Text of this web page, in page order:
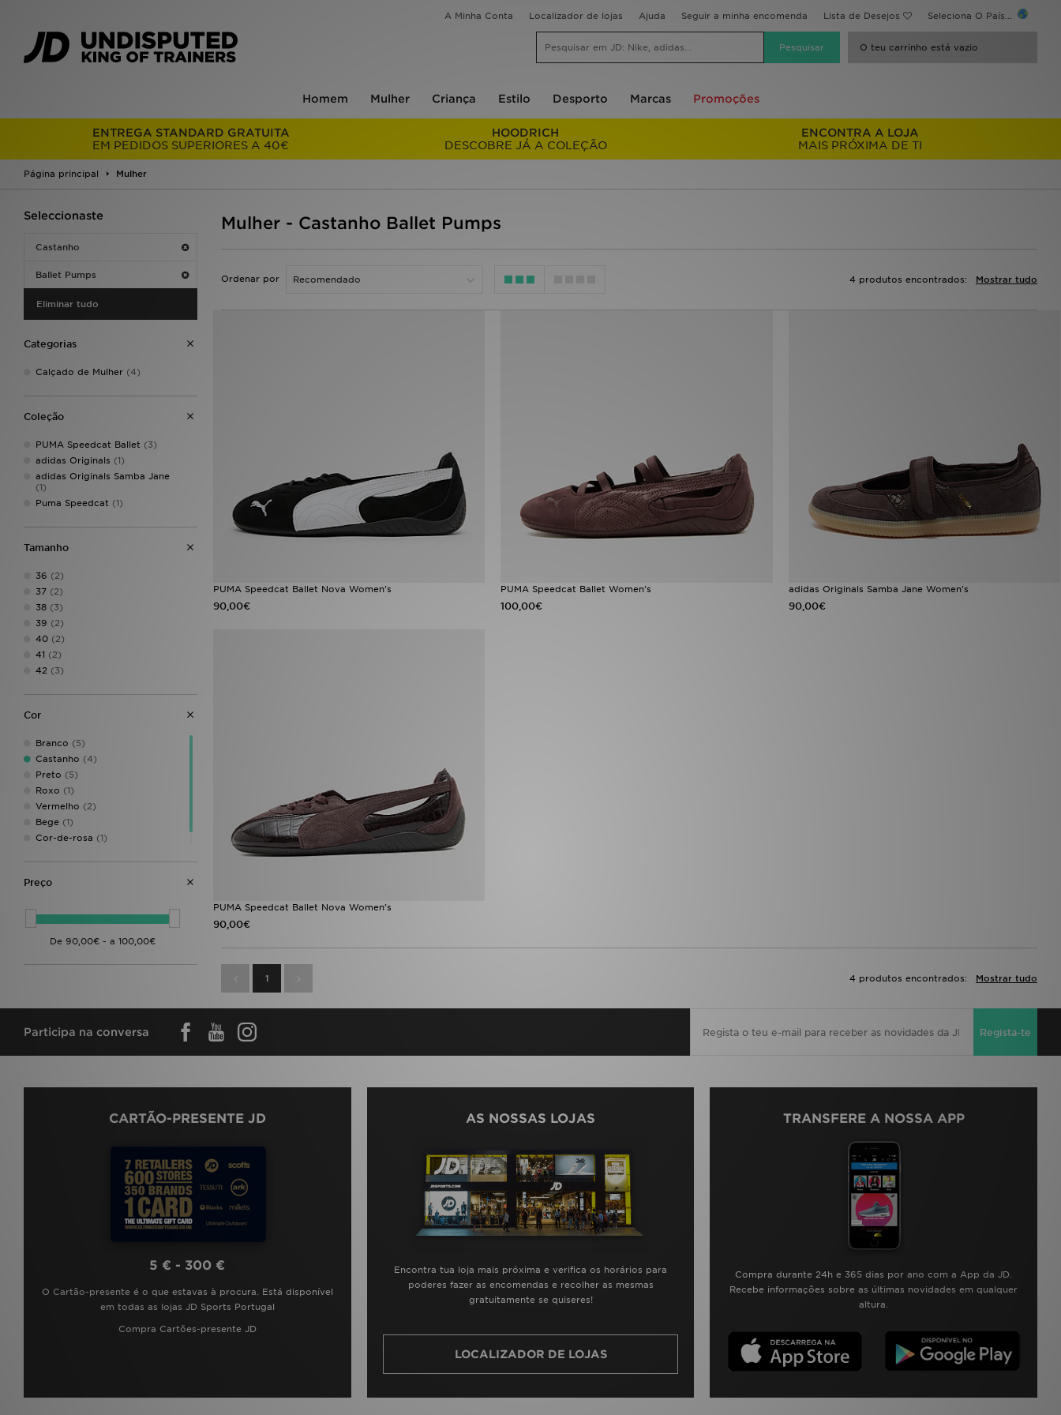
A Minha Conta Localizador de lojas Ajuda Seguir a minha encomenda Lista de Desejos Seleciona O País...
O teu carrinho está vazio
Homem Mulher Criança Estilo Desporto Marcas Promoções
ENTREGA STANDARD GRATUITA
EM PEDIDOS SUPERIORES A 40€
HOODRICH
DESCOBRE JÁ A COLEÇÃO
ENCONTRA A LOJA
MAIS PRÓXIMA DE TI
Página principal Mulher
Seleccionaste
Castanho
Ballet Pumps
Eliminar tudo
Categorias
Calçado de Mulher (4)
Coleção
PUMA Speedcat Ballet (3)
adidas Originals (1)
adidas Originals Samba Jane
(1)
Puma Speedcat (1)
Tamanho
36 (2)
37 (2)
38 (3)
39 (2)
40 (2)
41 (2)
42 (3)
Cor
Branco (5)
Castanho (4)
Preto (5)
Roxo (1)
Vermelho (2)
Bege (1)
Cor-de-rosa (1)
Preço
Mulher - Castanho Ballet Pumps
Ordenar por Mostrar tudo
4 produtos encontrados:
PUMA Speedcat Ballet Nova Women's
90,00€
PUMA Speedcat Ballet Women's
100,00€
adidas Originals Samba Jane Women's
90,00€
PUMA Speedcat Ballet Nova Women's
90,00€
1 Mostrar tudo
4 produtos encontrados:
Participa na conversa Regista-te
CARTÃO-PRESENTE JD
5 € - 300 €
O Cartão-presente é o que estavas à procura. Está disponível
em todas as lojas JD Sports Portugal
Compra Cartões-presente JD
AS NOSSAS LOJAS
Encontra tua loja mais próxima e verifica os horários para
poderes fazer as encomendas e recolher as mesmas
gratuitamente se quiseres!
LOCALIZADOR DE LOJAS
TRANSFERE A NOSSA APP
Compra durante 24h e 365 dias por ano com a App da JD.
Recebe informações sobre as últimas novidades em qualquer
altura.